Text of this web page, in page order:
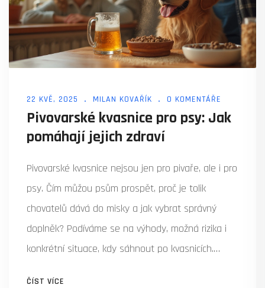
22 KVĚ, 2025 MILAN KOVAŘÍK 0 KOMENTÁŘE
Pivovarské kvasnice pro psy: Jak
pomáhají jejich zdraví
Pivovarské kvasnice nejsou jen pro pivaře, ale i pro
psy. Čím můžou psům prospět, proč je tolik
chovatelů dává do misky a jak vybrat správný
doplněk? Podíváme se na výhody, možná rizika i
konkrétní situace, kdy sáhnout po kvasnicích.
ČÍST VÍCE